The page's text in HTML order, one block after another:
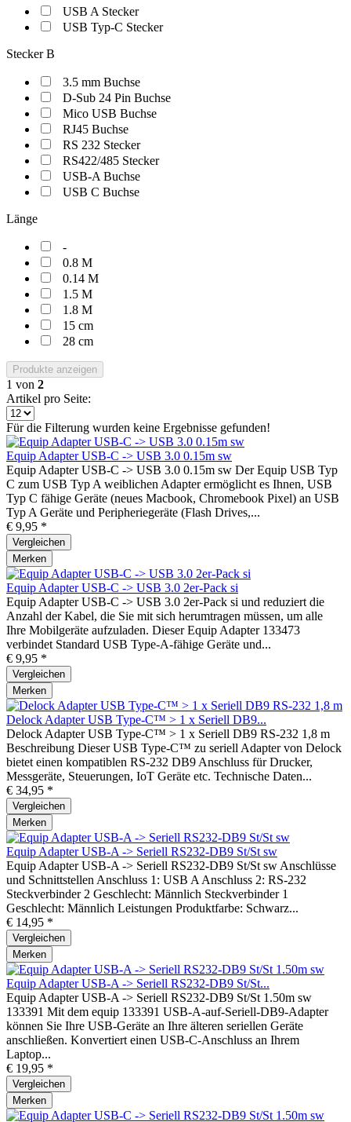
USB A Stecker
USB Typ-C Stecker
Stecker B
3.5 mm Buchse
D-Sub 24 Pin Buchse
Mico USB Buchse
RJ45 Buchse
RS 232 Stecker
RS422/485 Stecker
USB-A Buchse
USB C Buchse
Länge
-
0.8 M
0.14 M
1.5 M
1.8 M
15 cm
28 cm
Produkte anzeigen
1 von 2
Artikel pro Seite:
Für die Filterung wurden keine Ergebnisse gefunden!
Equip Adapter USB-C -> USB 3.0 0.15m sw
Equip Adapter USB-C -> USB 3.0 0.15m sw Der Equip USB Typ
C zum USB Typ A weiblichen Adapter ermöglicht es Ihnen, USB
Typ C fähige Geräte (neues Macbook, Chromebook Pixel) an USB
Typ A Geräte und Peripheriegeräte (Flash Drives,...
€ 9,95 *
Vergleichen
Merken
Equip Adapter USB-C -> USB 3.0 2er-Pack si
Equip Adapter USB-C -> USB 3.0 2er-Pack si und reduziert die
Anzahl der Kabel, die Sie mit sich herumtragen müssen, um alle
Ihre Mobilgeräte aufzuladen. Dieser Equip Adapter 133473
verbindet Standard USB Type-A-fähige Geräte und...
€ 9,95 *
Vergleichen
Merken
Delock Adapter USB Type-C™ > 1 x Seriell DB9...
Delock Adapter USB Type-C™ > 1 x Seriell DB9 RS-232 1,8 m
Beschreibung Dieser USB Type-C™ zu seriell Adapter von Delock
bietet einen kompatiblen RS-232 DB9 Anschluss für Drucker,
Messgeräte, Steuerungen, IoT Geräte etc. Technische Daten...
€ 34,95 *
Vergleichen
Merken
Equip Adapter USB-A -> Seriell RS232-DB9 St/St sw
Equip Adapter USB-A -> Seriell RS232-DB9 St/St sw Anschlüsse
und Schnittstellen Anschluss 1: USB A Anschluss 2: RS-232
Steckverbinder 2 Geschlecht: Männlich Steckverbinder 1
Geschlecht: Männlich Leistungen Produktfarbe: Schwarz...
€ 14,95 *
Vergleichen
Merken
Equip Adapter USB-A -> Seriell RS232-DB9 St/St...
Equip Adapter USB-A -> Seriell RS232-DB9 St/St 1.50m sw
133391 Mit dem equip 133391 USB-A-auf-Seriell-DB9-Adapter
können Sie Ihre USB-Geräte an Ihre älteren seriellen Geräte
anschließen. Konvertiert einen USB-C-Anschluss an Ihrem
Laptop...
€ 19,95 *
Vergleichen
Merken